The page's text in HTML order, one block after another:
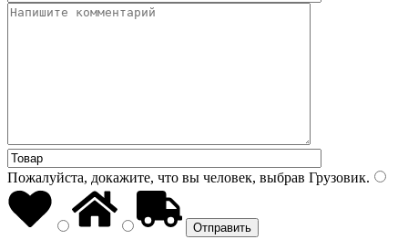
Пожалуйста, докажите, что вы человек, выбрав Грузовик.